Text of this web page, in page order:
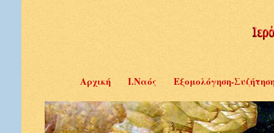
Αρχική Ι.Ναός Εξομολόγηση-